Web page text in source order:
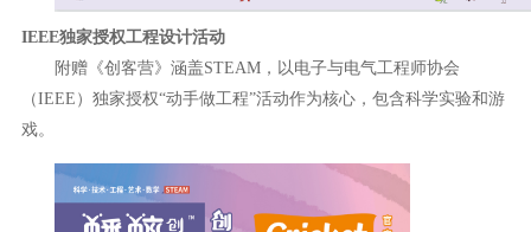
IEEE独家授权工程设计活动
附赠《创客营》涵盖STEAM，以电子与电气工程师协会
（IEEE）独家授权“动手做工程”活动作为核心，包含科学实验和游
戏。